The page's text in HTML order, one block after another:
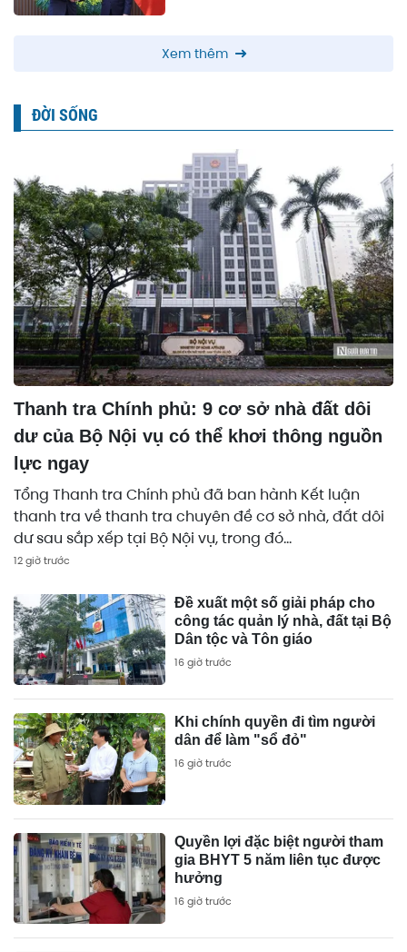
Xem thêm
ĐỜI SỐNG
Thanh tra Chính phủ: 9 cơ sở nhà đất dôi
dư của Bộ Nội vụ có thể khơi thông nguồn
lực ngay
Tổng Thanh tra Chính phủ đã ban hành Kết luận
thanh tra về thanh tra chuyên đề cơ sở nhà, đất dôi
dư sau sắp xếp tại Bộ Nội vụ, trong đó...
12 giờ trước
Đề xuất một số giải pháp cho
công tác quản lý nhà, đất tại Bộ
Dân tộc và Tôn giáo
16 giờ trước
Khi chính quyền đi tìm người
dân để làm "sổ đỏ"
16 giờ trước
Quyền lợi đặc biệt người tham
gia BHYT 5 năm liên tục được
hưởng
16 giờ trước